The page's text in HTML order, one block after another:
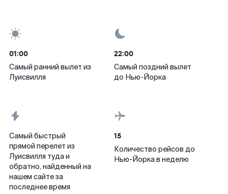
01:00
Самый ранний вылет из
Луисвилля
22:00
Самый поздний вылет
до Нью-Йорка
Самый быстрый
прямой перелет из
Луисвилля туда и
обратно, найденный на
нашем сайте за
последнее время
15
Количество рейсов до
Нью-Йорка в неделю